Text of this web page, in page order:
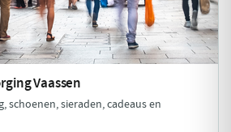
Vaassen
schoenen, sieraden, cadeaus en